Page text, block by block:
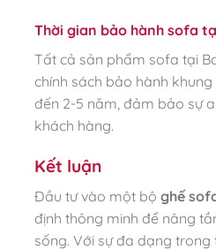
Thời gian bảo hành sofa
Tất cả sản phẩm sofa tại
chính sách bảo hành
đến 2-5 năm, đảm bảo sự
khách hàng.
Kết luận
Đầu tư vào một bộ ghế
định thông minh để nâng
sống. Với sự đa dạng trong